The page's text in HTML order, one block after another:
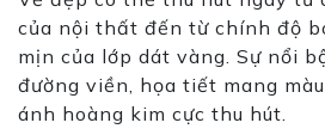
của nội thất đến từ chính độ
mịn của lớp dát vàng. Sự nổi
đường viền, họa tiết mang
ánh hoàng kim cực thu hút.